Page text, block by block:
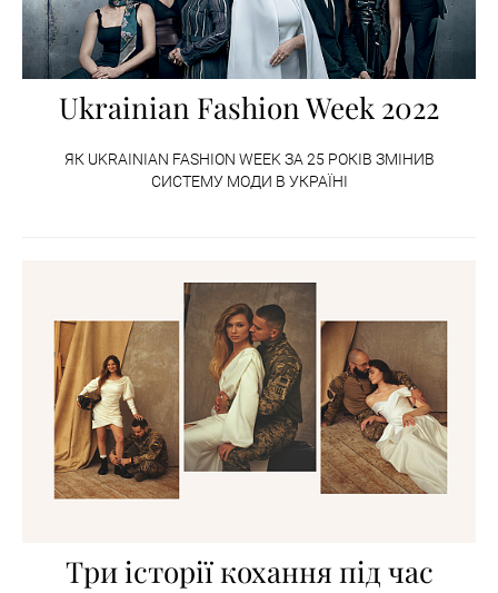
Ukrainian Fashion Week 2022
ЯК UKRAINIAN FASHION WEEK ЗА 25 РОКІВ ЗМІНИВ
СИСТЕМУ МОДИ В УКРАЇНІ
Три історії кохання під час